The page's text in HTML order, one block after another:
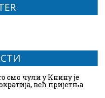
смо чули у Книну је
већ пријетња